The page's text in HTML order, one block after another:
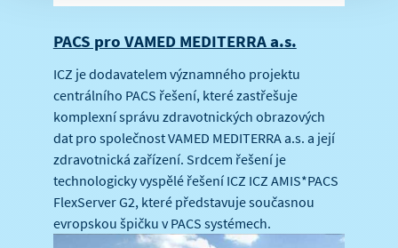
PACS pro VAMED MEDITERRA a.s.
ICZ je dodavatelem významného projektu
centrálního PACS řešení, které zastřešuje
komplexní správu zdravotnických obrazových
dat pro společnost VAMED MEDITERRA a.s. a její
zdravotnická zařízení. Srdcem řešení je
technologicky vyspělé řešení ICZ ICZ AMIS*PACS
FlexServer G2, které představuje současnou
evropskou špičku v PACS systémech.